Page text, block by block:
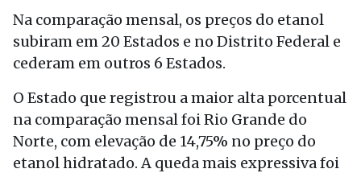
Na comparação mensal, os preços do etanol
subiram em 20 Estados e no Distrito Federal e
cederam em outros 6 Estados.
O Estado que registrou a maior alta porcentual
na comparação mensal foi Rio Grande do
Norte, com elevação de 14,75% no preço do
etanol hidratado. A queda mais expressiva foi